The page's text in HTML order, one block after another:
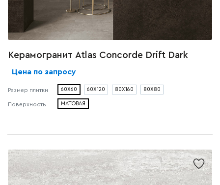
Керамогранит Atlas Concorde Drift Dark
Цена по запросу
Размер плитки 60X60 60X120 80X160 80X80
Поверхность МАТОВАЯ